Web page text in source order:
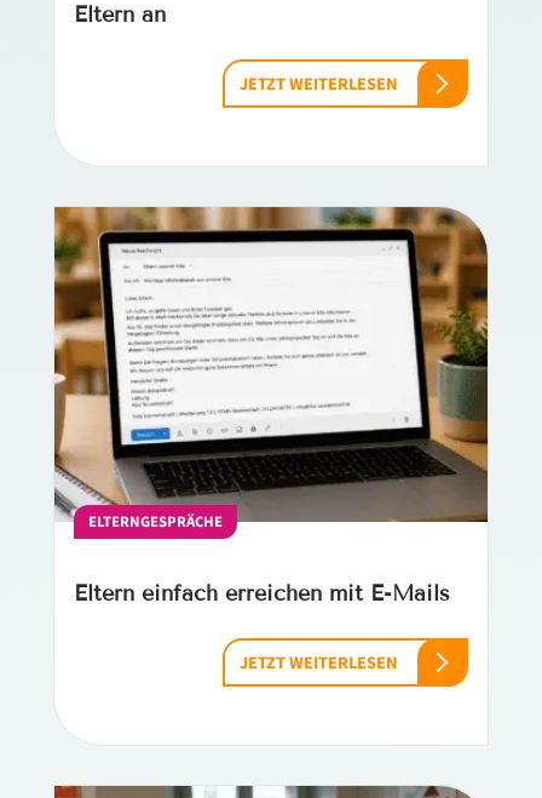
Eltern an
JETZT WEITERLESEN
ELTERNGESPRÄCHE
Eltern einfach erreichen mit E-Mails
JETZT WEITERLESEN